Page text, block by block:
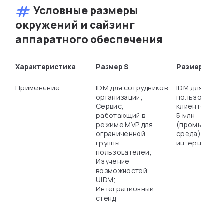
Условные размеры
окружений и сайзинг
аппаратного обеспечения
Характеристика Размер S Размер M
Применение
IDM для сотрудников
организации;
Сервис,
работающий в
режиме MVP для
ограниченной
группы
пользователей;
Изучение
возможностей
UIDM;
Интеграционный
стенд
IDM для
5 млн
среда).
интернет-